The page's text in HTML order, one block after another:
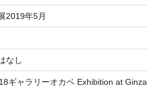
2019年5月
なし
ギャラリーオカベ Exhibition at Ginza